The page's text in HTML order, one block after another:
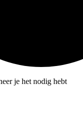
je het nodig hebt